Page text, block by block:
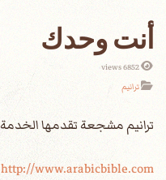
أنت وحدك
6852 views
ترانيم
http://www.arabicbible.com